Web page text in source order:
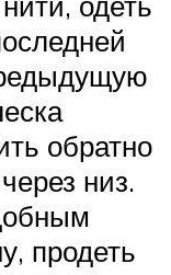
обратно
низ.
продеть